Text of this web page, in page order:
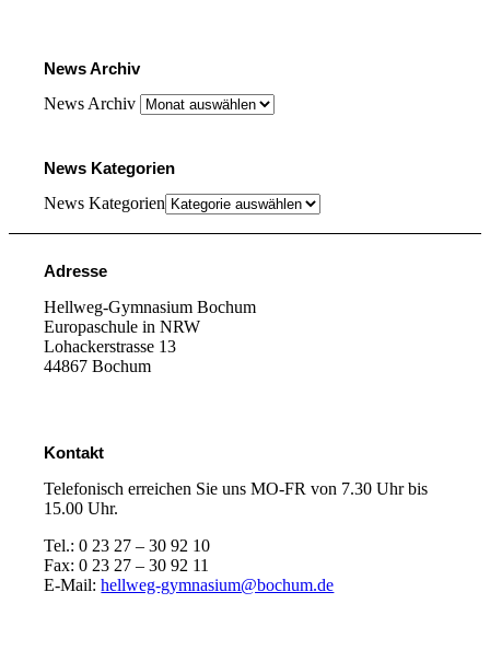
News Archiv
News Archiv
News Kategorien
News Kategorien
Adresse
Hellweg-Gymnasium Bochum
Europaschule in NRW
Lohackerstrasse 13
44867 Bochum
Kontakt
Telefonisch erreichen Sie uns MO-FR von 7.30 Uhr bis
15.00 Uhr.
Tel.: 0 23 27 – 30 92 10
Fax: 0 23 27 – 30 92 11
E-Mail:hellweg-gymnasium@bochum.de